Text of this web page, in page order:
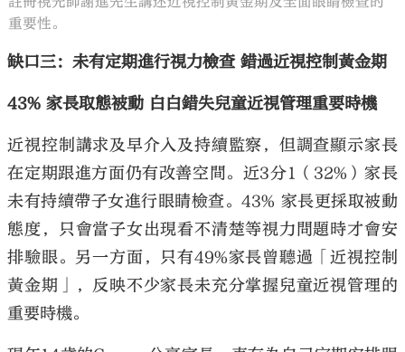
重要性。
缺口三：未有定期進行視力檢查 錯過近視控制黃金期
43% 家長取態被動 白白錯失兒童近視管理重要時機
近視控制講求及早介入及持續監察，但調查顯示家長
在定期跟進方面仍有改善空間。近3分1（32%）家長
未有持續帶子女進行眼睛檢查。43% 家長更採取被動
態度，只會當子女出現看不清楚等視力問題時才會安
排驗眼。另一方面，只有49%家長曾聽過「近視控制
黃金期」，反映不少家長未充分掌握兒童近視管理的
重要時機。